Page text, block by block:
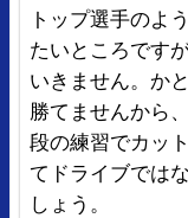
トップ選手のよ
たいところです
いきません。か
勝てませんから
段の練習でカッ
てドライブでは
しょう。